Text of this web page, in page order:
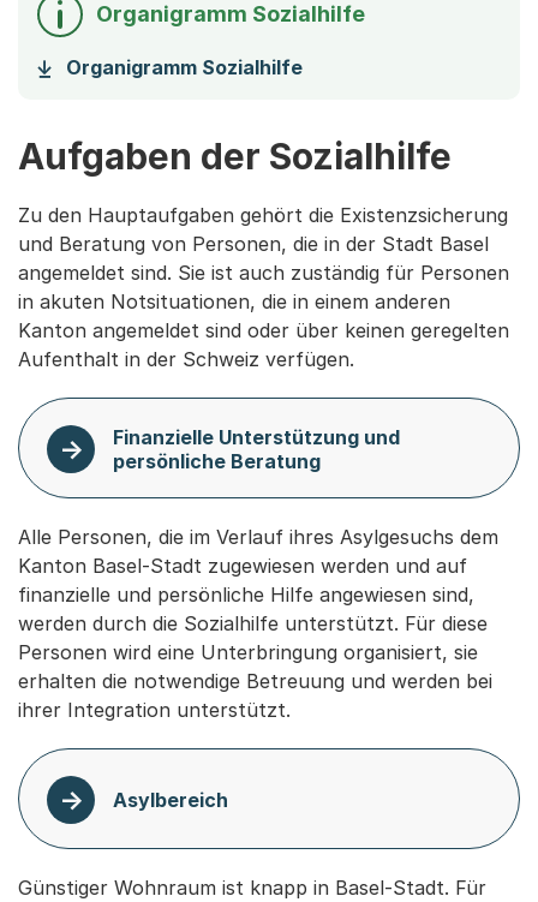
Organigramm Sozialhilfe
Organigramm Sozialhilfe(Startet einen
Aufgaben der Sozialhilfe
Zu den Hauptaufgaben gehört die Existenzsicherung
und Beratung von Personen, die in der Stadt Basel
angemeldet sind. Sie ist auch zuständig für Personen
in akuten Notsituationen, die in einem anderen
Kanton angemeldet sind oder über keinen geregelten
Aufenthalt in der Schweiz verfügen.
Finanzielle Unterstützung und
persönliche Beratung
Alle Personen, die im Verlauf ihres Asylgesuchs dem
Kanton Basel-Stadt zugewiesen werden und auf
finanzielle und persönliche Hilfe angewiesen sind,
werden durch die Sozialhilfe unterstützt. Für diese
Personen wird eine Unterbringung organisiert, sie
erhalten die notwendige Betreuung und werden bei
ihrer Integration unterstützt.
Asylbereich
Günstiger Wohnraum ist knapp in Basel-Stadt. Für